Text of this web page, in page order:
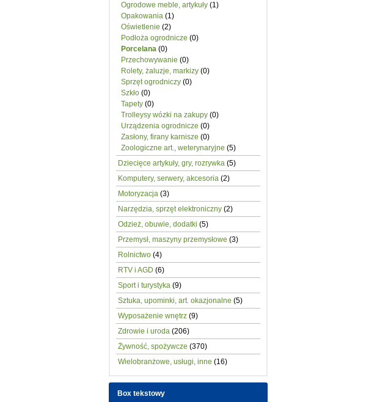
Ogrodowe meble, artykuły (1)
Opakowania (1)
Oświetlenie (2)
Podłoża ogrodnicze (0)
Porcelana (0)
Przechowywanie (0)
Rolety, żaluzje, markizy (0)
Sprzęt ogrodniczy (0)
Szkło (0)
Tapety (0)
Trolleysy wózki na zakupy (0)
Urządzenia ogrodnicze (0)
Zasłony, firany karnisze (0)
Zoologiczne art., weterynaryjne (5)
Dziecięce artykuły, gry, rozrywka (5)
Komputery, serwery, akcesoria (2)
Motoryzacja (3)
Narzędzia, sprzęt elektroniczny (2)
Odzież, obuwie, dodatki (5)
Przemysł, maszyny przemysłowe (3)
Rolnictwo (4)
RTV i AGD (6)
Sport i turystyka (9)
Sztuka, upominki, art. okazjonalne (5)
Wyposażenie wnętrz (9)
Zdrowie i uroda (206)
Żywność, spożywcze (370)
Wielobranżowe, usługi, inne (16)
Box tekstowy